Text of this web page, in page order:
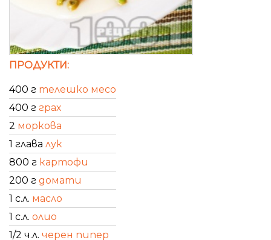
ПРОДУКТИ:
400 г телешко месо
400 г грах
2 моркова
1 глава лук
800 г картофи
200 г домати
1 с.л. масло
1 с.л. олио
1/2 ч.л. черен пипер